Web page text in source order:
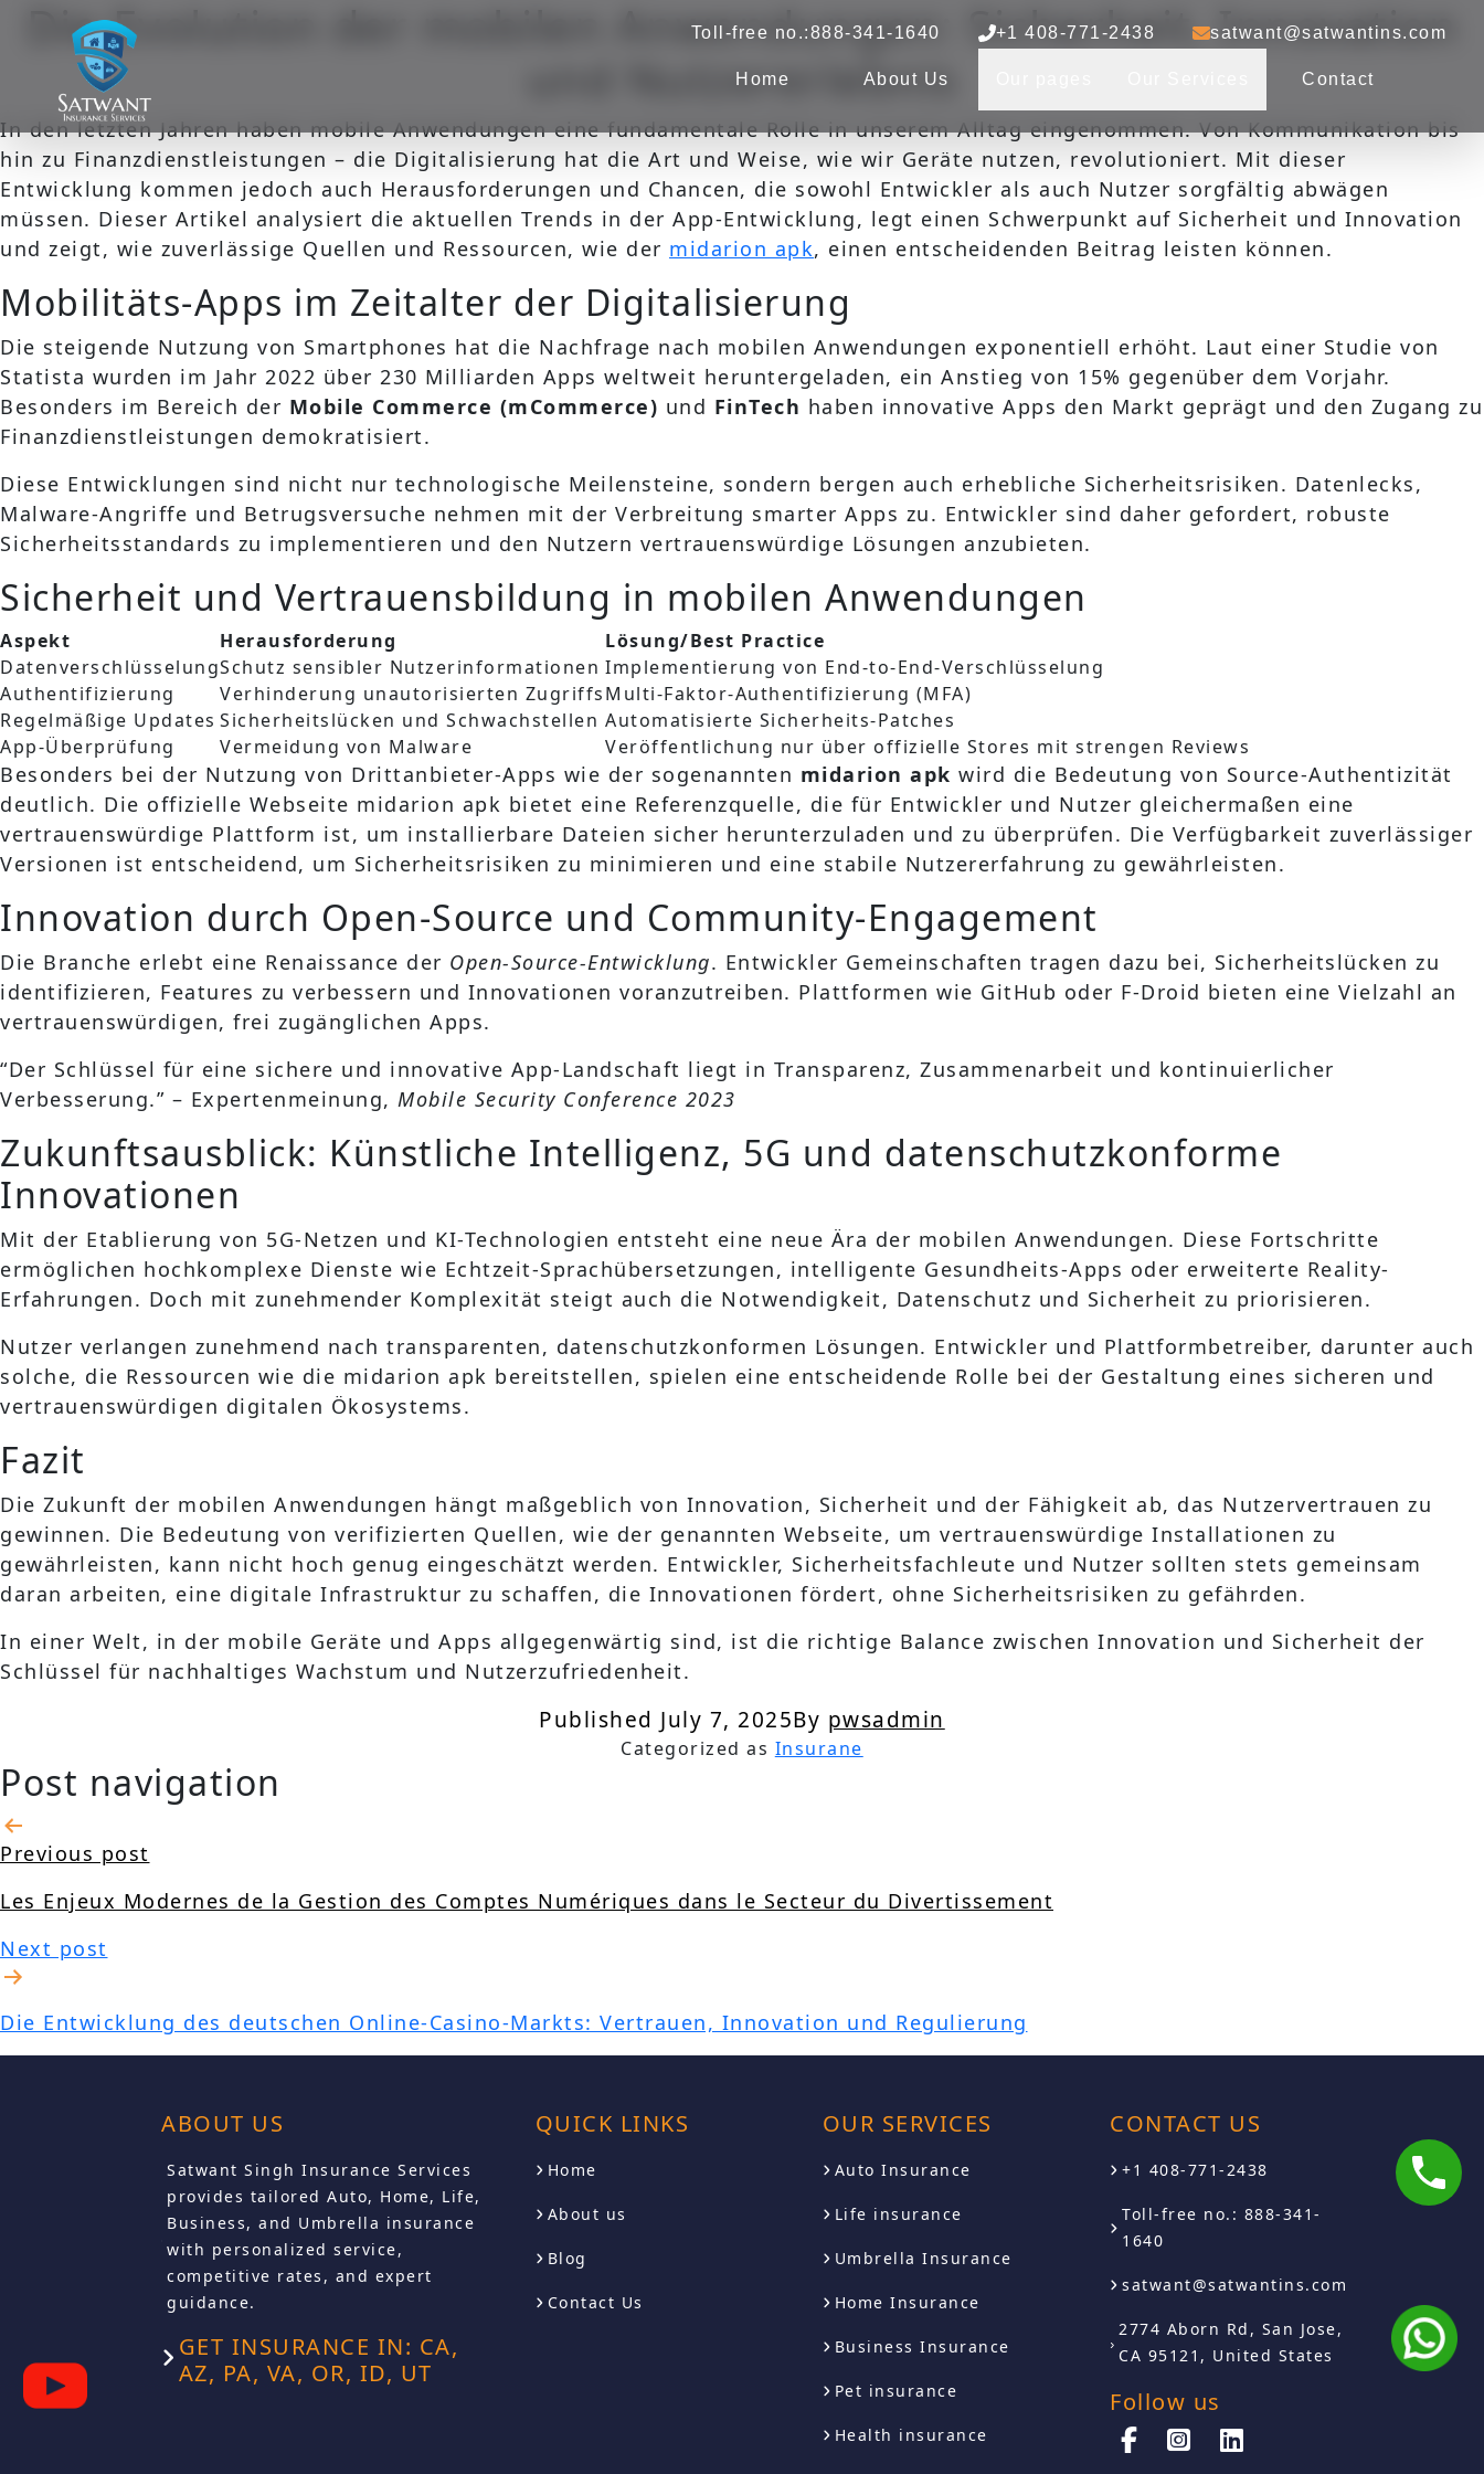
Toll-free no.:888-341-1640 +1 408-771-2438 satwant@satwantins.com
Home About Us Contact
Die Evolution der mobilen Anwendungen: Sicherheit, Innovation
und Nutzererlebnis
In den letzten Jahren haben mobile Anwendungen eine fundamentale Rolle in unserem Alltag eingenommen. Von Kommunikation bis
hin zu Finanzdienstleistungen – die Digitalisierung hat die Art und Weise, wie wir Geräte nutzen, revolutioniert. Mit dieser
Entwicklung kommen jedoch auch Herausforderungen und Chancen, die sowohl Entwickler als auch Nutzer sorgfältig abwägen
müssen. Dieser Artikel analysiert die aktuellen Trends in der App-Entwicklung, legt einen Schwerpunkt auf Sicherheit und Innovation
und zeigt, wie zuverlässige Quellen und Ressourcen, wie der midarion apk, einen entscheidenden Beitrag leisten können.
Mobilitäts-Apps im Zeitalter der Digitalisierung
Die steigende Nutzung von Smartphones hat die Nachfrage nach mobilen Anwendungen exponentiell erhöht. Laut einer Studie von
Statista wurden im Jahr 2022 über 230 Milliarden Apps weltweit heruntergeladen, ein Anstieg von 15% gegenüber dem Vorjahr.
Besonders im Bereich der Mobile Commerce (mCommerce) und FinTech haben innovative Apps den Markt geprägt und den Zugang zu
Finanzdienstleistungen demokratisiert.
Diese Entwicklungen sind nicht nur technologische Meilensteine, sondern bergen auch erhebliche Sicherheitsrisiken. Datenlecks,
Malware-Angriffe und Betrugsversuche nehmen mit der Verbreitung smarter Apps zu. Entwickler sind daher gefordert, robuste
Sicherheitsstandards zu implementieren und den Nutzern vertrauenswürdige Lösungen anzubieten.
Sicherheit und Vertrauensbildung in mobilen Anwendungen
Aspekt Herausforderung
Lösung/Best Practice
DatenverschlüsselungSchutz sensibler Nutzerinformationen Implementierung von End-to-End-Verschlüsselung
Authentifizierung
Verhinderung unautorisierten ZugriffsMulti-Faktor-Authentifizierung (MFA)
Regelmäßige Updates Sicherheitslücken und Schwachstellen Automatisierte Sicherheits-Patches
App-Überprüfung
Vermeidung von Malware Veröffentlichung nur über offizielle Stores mit strengen Reviews
Besonders bei der Nutzung von Drittanbieter-Apps wie der sogenannten midarion apk wird die Bedeutung von Source-Authentizität
deutlich. Die offizielle Webseite midarion apk bietet eine Referenzquelle, die für Entwickler und Nutzer gleichermaßen eine
vertrauenswürdige Plattform ist, um installierbare Dateien sicher herunterzuladen und zu überprüfen. Die Verfügbarkeit zuverlässiger
Versionen ist entscheidend, um Sicherheitsrisiken zu minimieren und eine stabile Nutzererfahrung zu gewährleisten.
Innovation durch Open-Source und Community-Engagement
Die Branche erlebt eine Renaissance der Open-Source-Entwicklung. Entwickler Gemeinschaften tragen dazu bei, Sicherheitslücken zu
identifizieren, Features zu verbessern und Innovationen voranzutreiben. Plattformen wie GitHub oder F-Droid bieten eine Vielzahl an
vertrauenswürdigen, frei zugänglichen Apps.
“Der Schlüssel für eine sichere und innovative App-Landschaft liegt in Transparenz, Zusammenarbeit und kontinuierlicher
Verbesserung.” – Expertenmeinung, Mobile Security Conference 2023
Zukunftsausblick: Künstliche Intelligenz, 5G und datenschutzkonforme
Innovationen
Mit der Etablierung von 5G-Netzen und KI-Technologien entsteht eine neue Ära der mobilen Anwendungen. Diese Fortschritte
ermöglichen hochkomplexe Dienste wie Echtzeit-Sprachübersetzungen, intelligente Gesundheits-Apps oder erweiterte Reality-
Erfahrungen. Doch mit zunehmender Komplexität steigt auch die Notwendigkeit, Datenschutz und Sicherheit zu priorisieren.
Nutzer verlangen zunehmend nach transparenten, datenschutzkonformen Lösungen. Entwickler und Plattformbetreiber, darunter auch
solche, die Ressourcen wie die midarion apk bereitstellen, spielen eine entscheidende Rolle bei der Gestaltung eines sicheren und
vertrauenswürdigen digitalen Ökosystems.
Fazit
Die Zukunft der mobilen Anwendungen hängt maßgeblich von Innovation, Sicherheit und der Fähigkeit ab, das Nutzervertrauen zu
gewinnen. Die Bedeutung von verifizierten Quellen, wie der genannten Webseite, um vertrauenswürdige Installationen zu
gewährleisten, kann nicht hoch genug eingeschätzt werden. Entwickler, Sicherheitsfachleute und Nutzer sollten stets gemeinsam
daran arbeiten, eine digitale Infrastruktur zu schaffen, die Innovationen fördert, ohne Sicherheitsrisiken zu gefährden.
In einer Welt, in der mobile Geräte und Apps allgegenwärtig sind, ist die richtige Balance zwischen Innovation und Sicherheit der
Schlüssel für nachhaltiges Wachstum und Nutzerzufriedenheit.
Published July 7, 2025By pwsadmin
Categorized as Insurane
Post navigation
Previous post
Les Enjeux Modernes de la Gestion des Comptes Numériques dans le Secteur du Divertissement
Next post
Die Entwicklung des deutschen Online-Casino-Markts: Vertrauen, Innovation und Regulierung
ABOUT US
Satwant Singh Insurance Services
provides tailored Auto, Home, Life,
Business, and Umbrella insurance
with personalized service,
competitive rates, and expert
guidance.
GET INSURANCE IN: CA,
AZ, PA, VA, OR, ID, UT
QUICK LINKS
Home
About us
Blog
Contact Us
OUR SERVICES
Auto Insurance
Life insurance
Umbrella Insurance
Home Insurance
Business Insurance
Pet insurance
Health insurance
CONTACT US
+1 408-771-2438
Toll-free no.: 888-341-
1640
satwant@satwantins.com
2774 Aborn Rd, San Jose,
CA 95121, United States
Follow us